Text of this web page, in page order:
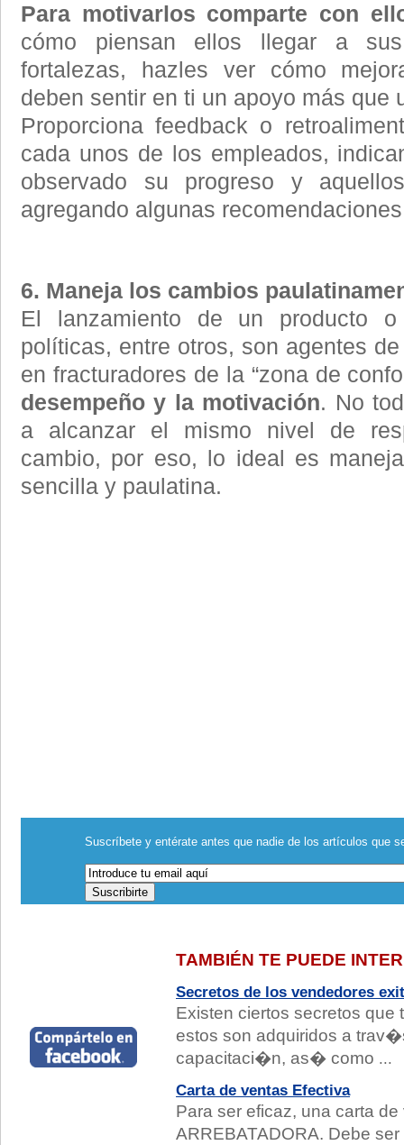
Para motivarlos comparte con
cómo piensan ellos llegar a
fortalezas, hazles ver cómo
deben sentir en ti un apoyo más que
Proporciona feedback o
cada unos de los empleados,
observado su progreso y
agregando algunas
6. Maneja los cambios
El lanzamiento de un producto
políticas, entre otros, son agentes
en fracturadores de la “zona de
desempeño y la motivación. No
a alcanzar el mismo nivel de
cambio, por eso, lo ideal es
sencilla y paulatina.
Suscríbete y entérate antes que nadie de los artículos que
TAMBIÉN TE PUEDE
Secretos de los vendedores
Existen ciertos secretos
estos son adquiridos a
capacitaci�n, as� como ...
Carta de ventas Efectiva
Para ser eficaz, una carta
ARREBATADORA. Debe